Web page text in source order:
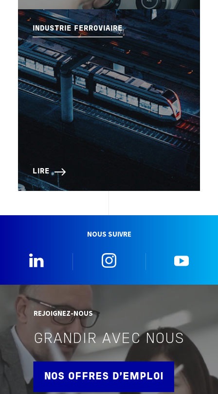
INDUSTRIE FERROVIAIRE
LIRE
NOUS SUIVRE
REJOIGNEZ-NOUS
GRANDIR AVEC NOUS
NOS OFFRES D'EMPLOI